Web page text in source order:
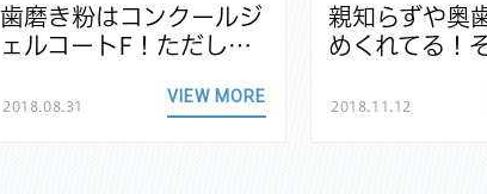
歯磨き粉はコンクールジ
ェルコートF！ただし…
2018.08.31
VIEW MORE
親知らずや奥
めくれてる！
2018.11.12